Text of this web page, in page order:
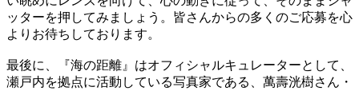
ッターを押してみましょう。皆さんからの多くのご応募を心
よりお待ちしております。
最後に、『海の距離』はオフィシャルキュレーターとして、
瀬戸内を拠点に活動している写真家である、萬壽洸樹さん・